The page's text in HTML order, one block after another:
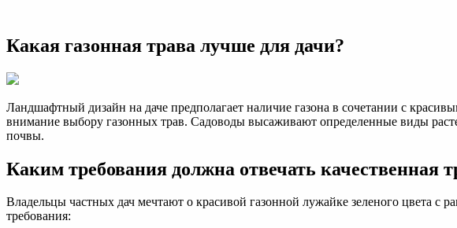
газона:
и
сорта
частного
Какая газонная трава лучше для дачи?
Ландшафтный дизайн на даче предполагает наличие газона в сочетании с
внимание выбору газонных трав. Садоводы высаживают определенные виды
почвы.
Каким требования должна отвечать качественная
Владельцы частных дач мечтают о красивой газонной лужайке зеленого цвета
требования: